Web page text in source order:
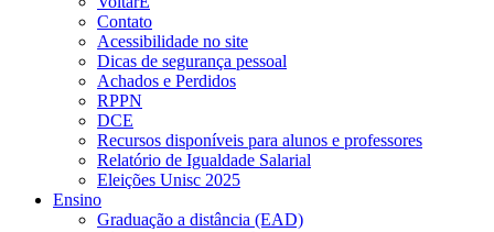
Contato
Acessibilidade no site
Dicas de segurança pessoal
Achados e Perdidos
RPPN
DCE
Recursos disponíveis para alunos e professores
Relatório de Igualdade Salarial
Eleições Unisc 2025
Ensino
Graduação a distância (EAD)